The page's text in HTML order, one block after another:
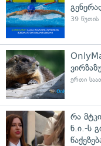
39 წუთის
ერთი
რა
ნ.ი.-ს